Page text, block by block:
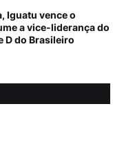
Iguatu vence o
a vice-liderança do
D do Brasileiro